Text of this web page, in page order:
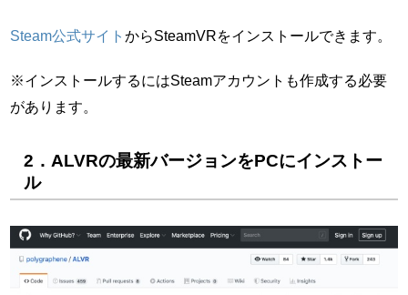
Steam公式サイトからSteamVRをインストールできます。
※インストールするにはSteamアカウントも作成する必要
があります。
2．ALVRの最新バージョンをPCにインストー
ル